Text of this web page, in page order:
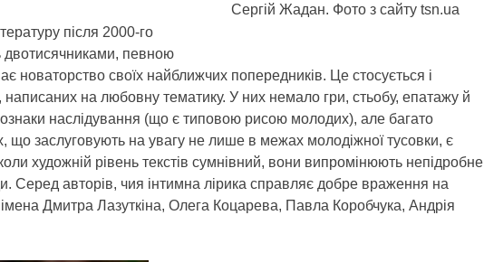
Сергій Жадан. Фото з сайту tsn.ua
після 2000-го
двотисячниками, певною
новаторство своїх найближчих попередників. Це стосується і
написаних на любовну тематику. У них немало гри, стьобу, епатажу й
наслідування (що є типовою рисою молодих), але багато
що заслуговують на увагу не лише в межах молодіжної тусовки, є
художній рівень текстів сумнівний, вони випромінюють непідробне
Серед авторів, чия інтимна лірика справляє добре враження на
імена Дмитра Лазуткіна, Олега Коцарева, Павла Коробчука, Андрія